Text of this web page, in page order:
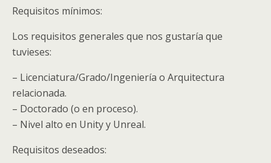
Requisitos mínimos:
Los requisitos generales que nos gustaría que
tuvieses:
– Licenciatura/Grado/Ingeniería o Arquitectura
relacionada.
– Doctorado (o en proceso).
– Nivel alto en Unity y Unreal.
Requisitos deseados: